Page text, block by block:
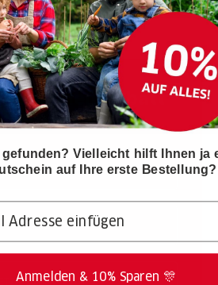
sichern!
JETZT 10% SPAREN ➔
Vielleicht hilft Ihnen ja
auf Ihre erste
Anmelden & 10% Sparen 🎊